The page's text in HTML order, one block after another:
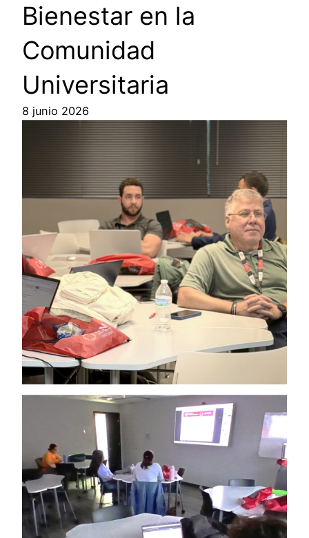
Bienestar en la
Comunidad
Universitaria
8 junio 2026